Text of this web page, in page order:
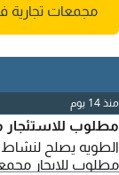
مجمعات تجارية
منذ 14 يوم
مطلوب
الطويه يصلح
مطلوب للايجار